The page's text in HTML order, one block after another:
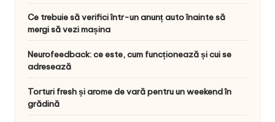
Ce trebuie să verifici într-un anunț auto înainte să
mergi să vezi mașina
Neurofeedback: ce este, cum funcționează și cui se
adresează
Torturi fresh și arome de vară pentru un weekend în
grădină